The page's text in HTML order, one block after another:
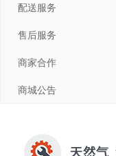
配送服务
售后服务
商家合作
商城公告